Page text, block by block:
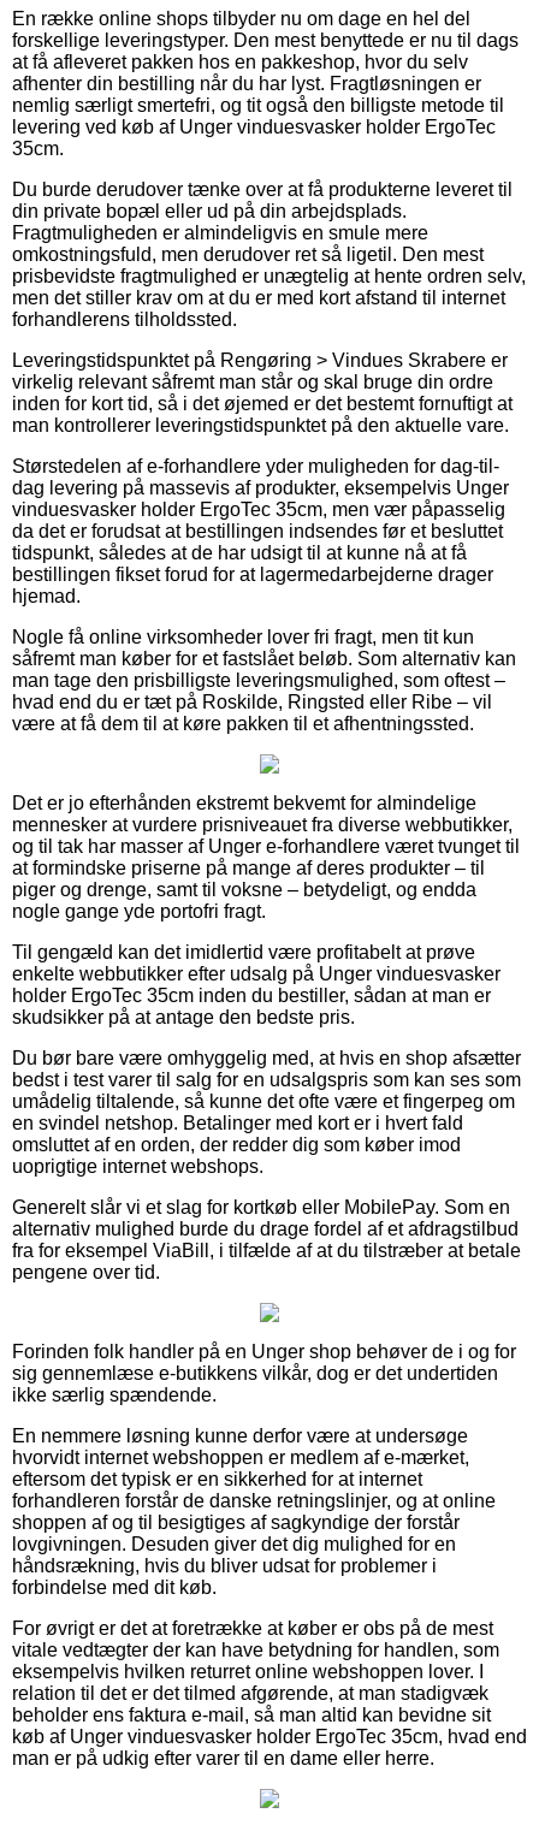
En række online shops tilbyder nu om dage en hel del
forskellige leveringstyper. Den mest benyttede er nu til dags
at få afleveret pakken hos en pakkeshop, hvor du selv
afhenter din bestilling når du har lyst. Fragtløsningen er
nemlig særligt smertefri, og tit også den billigste metode til
levering ved køb af Unger vinduesvasker holder ErgoTec
35cm.
Du burde derudover tænke over at få produkterne leveret til
din private bopæl eller ud på din arbejdsplads.
Fragtmuligheden er almindeligvis en smule mere
omkostningsfuld, men derudover ret så ligetil. Den mest
prisbevidste fragtmulighed er unægtelig at hente ordren selv,
men det stiller krav om at du er med kort afstand til internet
forhandlerens tilholdssted.
Leveringstidspunktet på Rengøring > Vindues Skrabere er
virkelig relevant såfremt man står og skal bruge din ordre
inden for kort tid, så i det øjemed er det bestemt fornuftigt at
man kontrollerer leveringstidspunktet på den aktuelle vare.
Størstedelen af e-forhandlere yder muligheden for dag-til-
dag levering på massevis af produkter, eksempelvis Unger
vinduesvasker holder ErgoTec 35cm, men vær påpasselig
da det er forudsat at bestillingen indsendes før et besluttet
tidspunkt, således at de har udsigt til at kunne nå at få
bestillingen fikset forud for at lagermedarbejderne drager
hjemad.
Nogle få online virksomheder lover fri fragt, men tit kun
såfremt man køber for et fastslået beløb. Som alternativ kan
man tage den prisbilligste leveringsmulighed, som oftest –
hvad end du er tæt på Roskilde, Ringsted eller Ribe – vil
være at få dem til at køre pakken til et afhentningssted.
Det er jo efterhånden ekstremt bekvemt for almindelige
mennesker at vurdere prisniveauet fra diverse webbutikker,
og til tak har masser af Unger e-forhandlere været tvunget til
at formindske priserne på mange af deres produkter – til
piger og drenge, samt til voksne – betydeligt, og endda
nogle gange yde portofri fragt.
Til gengæld kan det imidlertid være profitabelt at prøve
enkelte webbutikker efter udsalg på Unger vinduesvasker
holder ErgoTec 35cm inden du bestiller, sådan at man er
skudsikker på at antage den bedste pris.
Du bør bare være omhyggelig med, at hvis en shop afsætter
bedst i test varer til salg for en udsalgspris som kan ses som
umådelig tiltalende, så kunne det ofte være et fingerpeg om
en svindel netshop. Betalinger med kort er i hvert fald
omsluttet af en orden, der redder dig som køber imod
uoprigtige internet webshops.
Generelt slår vi et slag for kortkøb eller MobilePay. Som en
alternativ mulighed burde du drage fordel af et afdragstilbud
fra for eksempel ViaBill, i tilfælde af at du tilstræber at betale
pengene over tid.
Forinden folk handler på en Unger shop behøver de i og for
sig gennemlæse e-butikkens vilkår, dog er det undertiden
ikke særlig spændende.
En nemmere løsning kunne derfor være at undersøge
hvorvidt internet webshoppen er medlem af e-mærket,
eftersom det typisk er en sikkerhed for at internet
forhandleren forstår de danske retningslinjer, og at online
shoppen af og til besigtiges af sagkyndige der forstår
lovgivningen. Desuden giver det dig mulighed for en
håndsrækning, hvis du bliver udsat for problemer i
forbindelse med dit køb.
For øvrigt er det at foretrække at køber er obs på de mest
vitale vedtægter der kan have betydning for handlen, som
eksempelvis hvilken returret online webshoppen lover. I
relation til det er det tilmed afgørende, at man stadigvæk
beholder ens faktura e-mail, så man altid kan bevidne sit
køb af Unger vinduesvasker holder ErgoTec 35cm, hvad end
man er på udkig efter varer til en dame eller herre.